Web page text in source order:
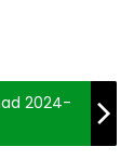
2024-